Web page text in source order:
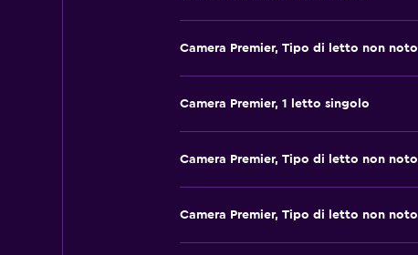
Camera Premier, Tipo di letto non noto
Camera Premier, 1 letto singolo
Camera Premier, Tipo di letto non noto
Camera Premier, Tipo di letto non noto